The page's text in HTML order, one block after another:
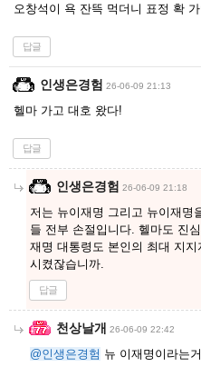
오창석이 욕 잔뜩 먹더니 표정 확
답글
인생은경험 26-06-09 21:13
헬마 가고 대호 왔다!
답글
인생은경험 26-06-09 21:18
저는 뉴이재명 그리고 뉴이재명
들 전부 손절입니다. 헬마도 진
재명 대통령도 본인의 최대 지
시켰잖습니까.
답글
천상날개 26-06-09 22:42
@인생은경험 뉴 이재명이라는